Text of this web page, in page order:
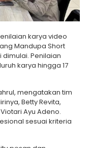
karya video
Mandupa Short
Penilaian
karya hingga 17
mengatakan tim
Betty Revita,
Ayu Adeno.
sesuai kriteria